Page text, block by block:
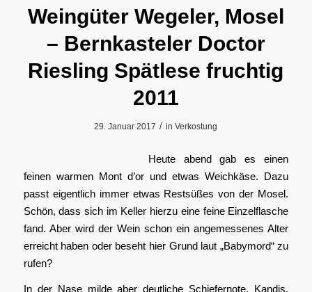
Weingüter Wegeler, Mosel
– Bernkasteler Doctor
Riesling Spätlese fruchtig
2011
29. Januar 2017 / inVerkostung
Heute abend gab es einen
feinen warmen Mont d’or und etwas Weichkäse. Dazu
passt eigentlich immer etwas Restsüßes von der Mosel.
Schön, dass sich im Keller hierzu eine feine Einzelflasche
fand. Aber wird der Wein schon ein angemessenes Alter
erreicht haben oder beseht hier Grund laut „Babymord“ zu
rufen?
In der Nase milde aber deutliche Schiefernote, Kandis,